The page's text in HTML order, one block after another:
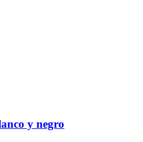
y negro